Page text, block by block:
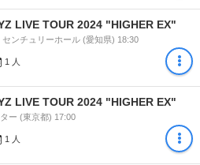
LIVE TOUR 2024 "HIGHER EX"
ンチュリーホール (愛知県) 18:30
1 人
LIVE TOUR 2024 "HIGHER EX"
ー (東京都) 17:00
1 人